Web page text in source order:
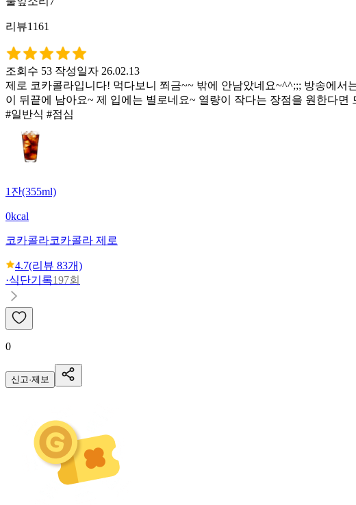
리뷰1161
조회수 53 작성일자 26.02.13
제로 코카콜라입니다! 먹다보니 쬐금~~ 밖에 안남았네요~^^;;; 방송에
이 뒤끝에 남아요~ 제 입에는 별로네요~ 열량이 작다는 장점을 원한다면
#일반식 #점심
1잔(355ml)
0kcal
코카콜라코카콜라 제로
4.7(리뷰 83개)
·식단기록197회
0
신고·제보